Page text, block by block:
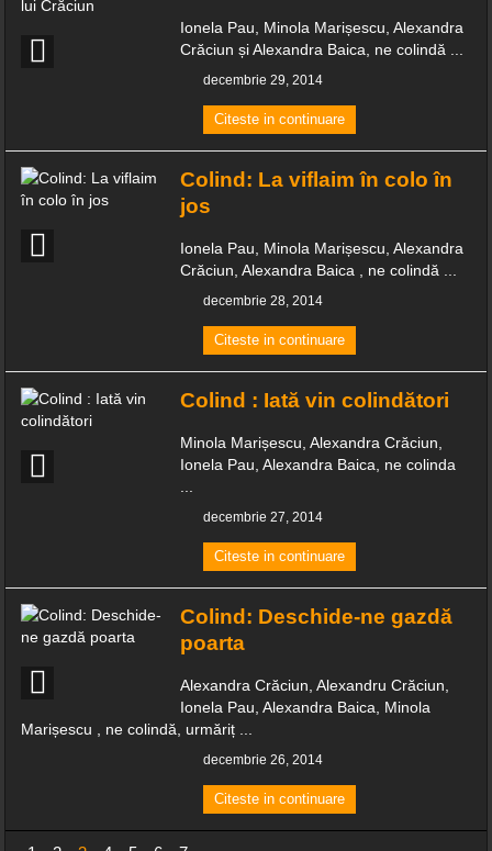
Ionela Pau, Minola Marișescu, Alexandra
Crăciun și Alexandra Baica, ne colindă ...
decembrie 29, 2014
Citeste in continuare
Colind: La viflaim în colo în
jos
Ionela Pau, Minola Marișescu, Alexandra
Crăciun, Alexandra Baica , ne colindă ...
decembrie 28, 2014
Citeste in continuare
Colind : Iată vin colindători
Minola Marișescu, Alexandra Crăciun,
Ionela Pau, Alexandra Baica, ne colinda
...
decembrie 27, 2014
Citeste in continuare
Colind: Deschide-ne gazdă
poarta
Alexandra Crăciun, Alexandru Crăciun,
Ionela Pau, Alexandra Baica, Minola
Marișescu , ne colindă, urmăriț ...
decembrie 26, 2014
Citeste in continuare